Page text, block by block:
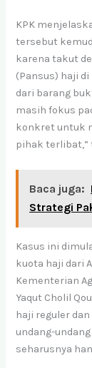
KPK
tersebut
karena takut
(Pansus) haji di
dari barang
masih fokus
konkret untuk
pihak terlibat,”
Baca juga:
Strategi
Kasus ini
kuota haji dari
Kementerian
Yaqut Cholil
haji reguler
undang-
seharusnya